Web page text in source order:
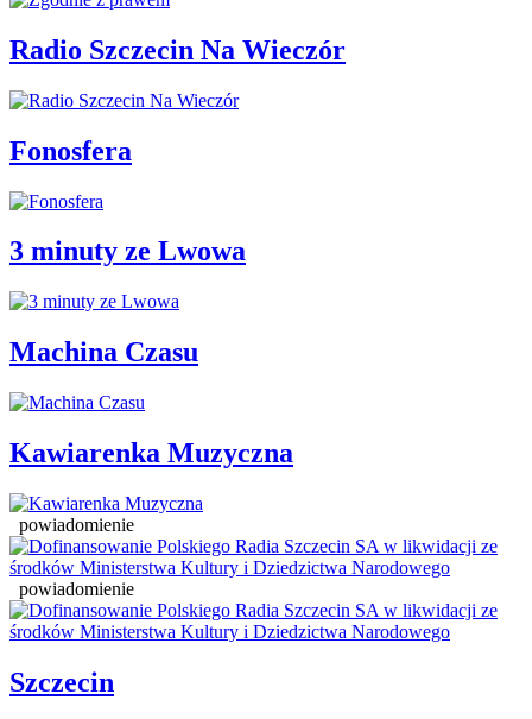
Radio Szczecin Na Wieczór
Fonosfera
3 minuty ze Lwowa
Machina Czasu
Kawiarenka Muzyczna
powiadomienie
powiadomienie
Szczecin